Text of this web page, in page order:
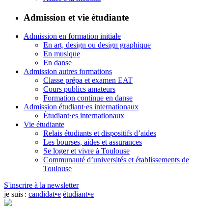
Admission et vie étudiante
Admission en formation initiale
En art, design ou design graphique
En musique
En danse
Admission autres formations
Classe prépa et examen EAT
Cours publics amateurs
Formation continue en danse
Admission étudiant·es internationaux
Étudiant·es internationaux
Vie étudiante
Relais étudiants et dispositifs d’aides
Les bourses, aides et assurances
Se loger et vivre à Toulouse
Communauté d’universités et établissements de
Toulouse
S'inscrire à la newsletter
je suis : candidat•e étudiant•e